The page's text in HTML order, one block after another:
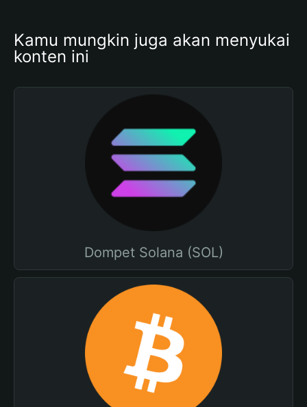
Kamu mungkin juga akan menyukai
konten ini
Dompet Solana (SOL)